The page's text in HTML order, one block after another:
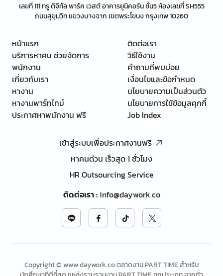
เลขที่ 111 ทรู ดิจิทัล พาร์ค เวสต์ อาคารยูนิคอร์น ชั้น5 ห้องเลขที่ SH555
ถนนสุขุมวิท แขวงบางจาก เขตพระโขนง กรุงเทพ 10260
หน้าแรก
บริการหาคน ช่วยจัดการ
พนักงาน
เกี่ยวกับเรา
หางาน
หางานพาร์ทไทม์
ประกาศหาพนักงาน ฟรี
ติดต่อเรา
วิธีใช้งาน
คำถามที่พบบ่อย
เงื่อนไขและข้อกำหนด
นโยบายความเป็นส่วนตัว
นโยบายการใช้ข้อมูลคุกกี้
Job Index
เข้าสู่ระบบเพื่อประกาศงานฟรี
หาคนด่วน เร็วสุด 1 ชั่วโมง
HR Outsourcing Service
ติดต่อเรา:info@daywork.co
Copyright © www.daywork.co ตลาดงาน PART TIME สำหรับ